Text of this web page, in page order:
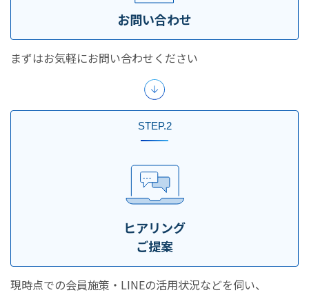
お問い合わせ
まずはお気軽にお問い合わせください
STEP.2
ヒアリング
ご提案
現時点での会員施策・LINEの活用状況などを伺い、